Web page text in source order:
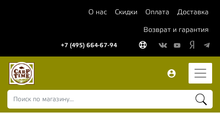
О нас Скидки Оплата Доставка
Возврат и гарантия
+7 (495) 664-67-94